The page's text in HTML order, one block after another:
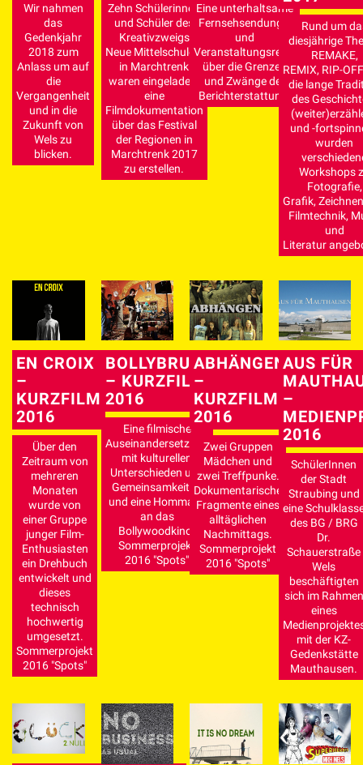
Wir nahmen
das
Gedenkjahr
2018 zum
Anlass um auf
die
Vergangenheit
und in die
Zukunft von
Wels zu
blicken.
Zehn Schülerinnen
und Schüler des
Kreativzweigs
Neue Mittelschule 2
in Marchtrenk
waren eingeladen,
eine
Filmdokumentation
über das Festival
der Regionen in
Marchtrenk 2017
zu erstellen.
Eine unterhaltsame
Fernsehsendungs-
und
Veranstaltungsreihe
über die Grenzen
und Zwänge der
Berichterstattung.
Rund um
diesjährige
REMAKE,
REMIX, RIP-
die lange
des
und -
wurden
Workshops
Fotografie,
Grafik,
Filmtechnik,
und
Literatur
EN CROIX
–
KURZFILM
2016
Über den
Zeitraum von
mehreren
Monaten
wurde von
einer Gruppe
junger Film-
Enthusiasten
ein Drehbuch
entwickelt und
dieses
technisch
hochwertig
umgesetzt.
Sommerprojekt
2016 "Spots"
BOLLYBRUCK
– KURZFILM
2016
Eine filmische
Auseinandersetzung
mit kulturellen
Unterschieden und
Gemeinsamkeiten
und eine Hommage
an das
Bollywoodkino.
Sommerprojekt
2016 "Spots"
ABHÄNGEN
–
KURZFILM
2016
Zwei Gruppen
Mädchen und
zwei Treffpunke.
Dokumentarische
Fragmente eines
alltäglichen
Nachmittags.
Sommerprojekt
2016 "Spots"
AUS FÜR
–
2016
SchülerInnen
der Stadt
Straubing und
eine
des BG / BRG
Dr.
Schauerstraße
Wels
beschäftigten
sich im Rahmen
eines
mit der KZ-
Gedenkstätte
Mauthausen.